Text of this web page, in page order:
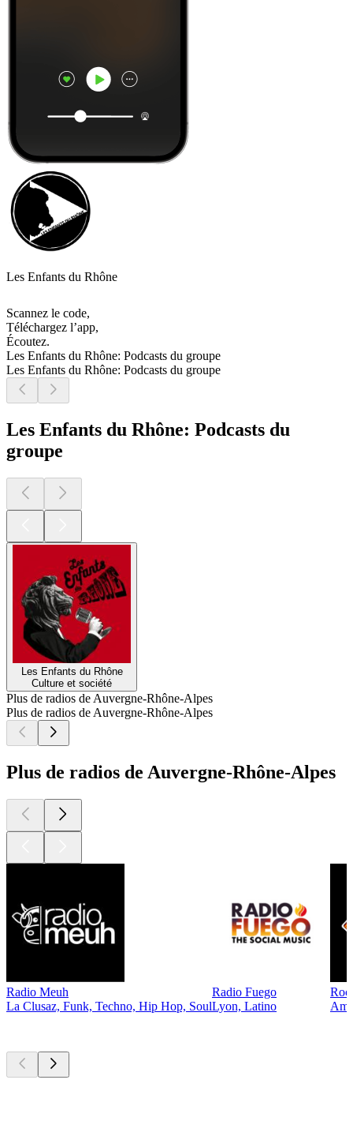
Les Enfants du Rhône
Scannez le code,
Téléchargez l’app,
Écoutez.
Les Enfants du Rhône: Podcasts du groupe
Les Enfants du Rhône: Podcasts du groupe
Les Enfants du Rhône: Podcasts du
groupe
Les Enfants du Rhône
Culture et société
Plus de radios de Auvergne-Rhône-Alpes
Plus de radios de Auvergne-Rhône-Alpes
Plus de radios de Auvergne-Rhône-Alpes
Radio Meuh
La Clusaz, Funk, Techno, Hip Hop, Soul
Radio Fuego
Lyon, Latino